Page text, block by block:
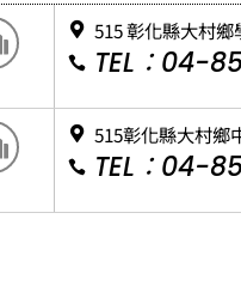
515 彰化縣大村
TEL：04-
515彰化縣大村鄉
TEL：04-